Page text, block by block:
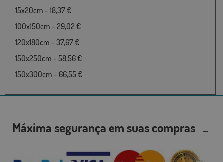
15x20cm - 18,37 €
100x150cm - 29,02 €
120x180cm - 37,67 €
150x250cm - 58,56 €
150x300cm - 66,55 €
Máxima segurança em suas compras